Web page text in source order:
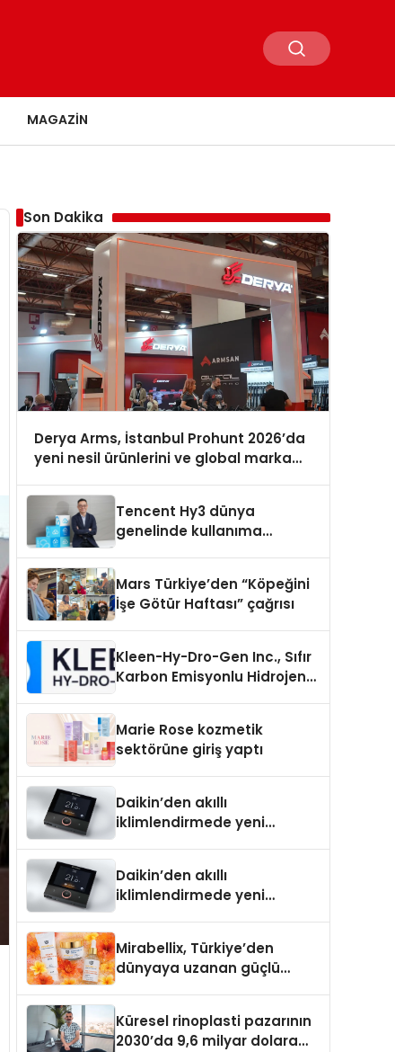
MAGAZIN
Son Dakika
Derya Arms, İstanbul Prohunt 2026’da
yeni nesil ürünlerini ve global marka
Tencent Hy3 dünya
genelinde kullanıma
Mars Türkiye’den “Köpeğini
İşe Götür Haftası” çağrısı
Kleen-Hy-Dro-Gen Inc., Sıfır
Karbon Emisyonlu Hidrojen
Aldı
Marie Rose kozmetik
sektörüne giriş yaptı
Daikin’den akıllı
iklimlendirmede yeni
Daikin’den akıllı
iklimlendirmede yeni
Mirabellix, Türkiye’den
dünyaya uzanan güçlü
Küresel rinoplasti pazarının
2030’da 9,6 milyar dolara